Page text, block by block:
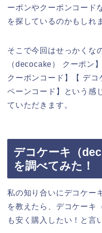
ーポンやクーポンコード
を探しているのかもしれ
そこで今回はせっかくな
（decocake） クーポン
クーポンコード】【 デ
ペーンコード】という感
ていただきます。
デコケーキ（
を調べてみた！
私の知り合いにデコケー
を教えたら、デコケーキ
も安く購入したい！と言